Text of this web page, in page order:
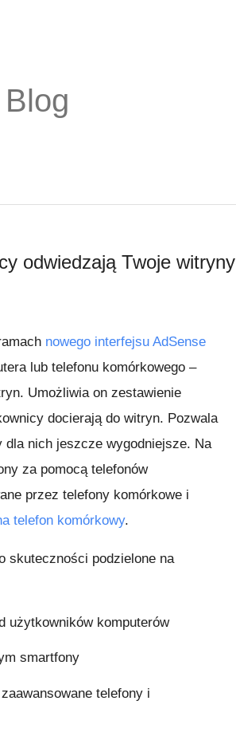
odwiedzają Twoje witryny
nowego interfejsu AdSense
lub telefonu komórkowego –
Umożliwia on zestawienie
docierają do witryn. Pozwala
dla nich jeszcze wygodniejsze. Na
za pomocą telefonów
przez telefony komórkowe i
telefon komórkowy.
skuteczności podzielone na
użytkowników komputerów
smartfony
telefony i